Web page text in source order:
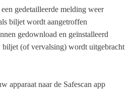
gedetailleerde melding weer
biljet wordt aangetroffen
gedownload en geïnstalleerd
biljet (of vervalsing) wordt uitgebracht
apparaat naar de Safescan app